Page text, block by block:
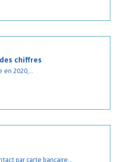
chiffres
en 2020,...
par carte bancaire...